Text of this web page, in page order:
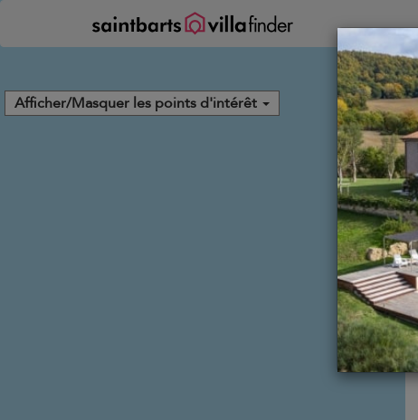
Afficher/Masquer les points d'intérêt